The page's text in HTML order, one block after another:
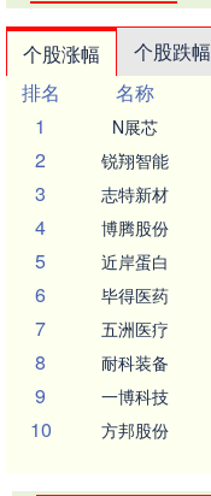
个股涨幅 个股跌幅
排名
名称
1
N展芯
2 锐翔智能
3 志特新材
4 博腾股份
5 近岸蛋白
6 毕得医药
7 五洲医疗
8 耐科装备
9 一博科技
10 方邦股份